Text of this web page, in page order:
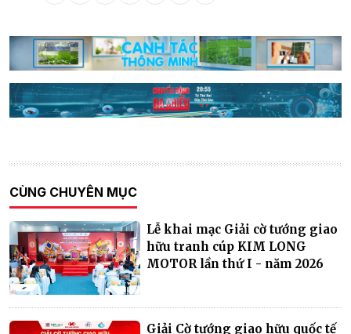
CÙNG CHUYÊN MỤC
Lễ khai mạc Giải cờ tướng giao
hữu tranh cúp KIM LONG
MOTOR lần thứ I - năm 2026
Giải Cờ tướng giao hữu quốc tế